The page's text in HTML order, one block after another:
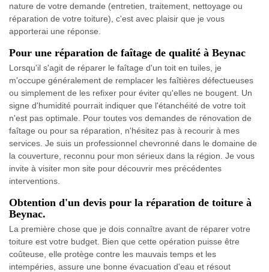
nature de votre demande (entretien, traitement, nettoyage ou
réparation de votre toiture), c'est avec plaisir que je vous
apporterai une réponse.
Pour une réparation de faîtage de qualité à Beynac
Lorsqu'il s'agit de réparer le faîtage d'un toit en tuiles, je
m'occupe généralement de remplacer les faîtières défectueuses
ou simplement de les refixer pour éviter qu'elles ne bougent. Un
signe d'humidité pourrait indiquer que l'étanchéité de votre toit
n'est pas optimale. Pour toutes vos demandes de rénovation de
faîtage ou pour sa réparation, n'hésitez pas à recourir à mes
services. Je suis un professionnel chevronné dans le domaine de
la couverture, reconnu pour mon sérieux dans la région. Je vous
invite à visiter mon site pour découvrir mes précédentes
interventions.
Obtention d'un devis pour la réparation de toiture à
Beynac.
La première chose que je dois connaître avant de réparer votre
toiture est votre budget. Bien que cette opération puisse être
coûteuse, elle protège contre les mauvais temps et les
intempéries, assure une bonne évacuation d'eau et résout